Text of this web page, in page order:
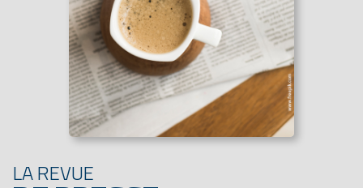
LA REVUE